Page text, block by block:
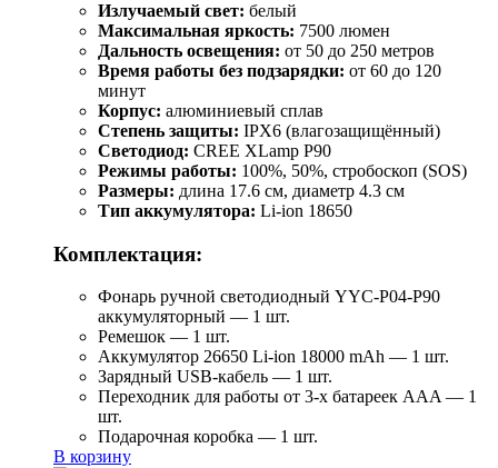
Излучаемый свет: белый
Максимальная яркость: 7500 люмен
Дальность освещения: от 50 до 250 метров
Время работы без подзарядки: от 60 до 120
минут
Корпус: алюминиевый сплав
Степень защиты: IPX6 (влагозащищённый)
Светодиод: CREE XLamp P90
Режимы работы: 100%, 50%, стробоскоп (SOS)
Размеры: длина 17.6 см, диаметр 4.3 см
Тип аккумулятора: Li-ion 18650
Комплектация:
Фонарь ручной светодиодный YYC-Р04-Р90
аккумуляторный — 1 шт.
Ремешок — 1 шт.
Аккумулятор 26650 Li-ion 18000 mAh — 1 шт.
Зарядный USB-кабель — 1 шт.
Переходник для работы от 3-х батареек AAA — 1
шт.
Подарочная коробка — 1 шт.
В корзину